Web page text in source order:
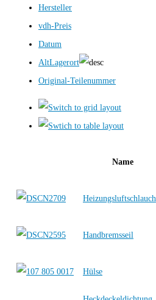
Hersteller
vdh-Preis
Datum
AltLagerort
Original-Teilenummer
Name
Heizungsluftschlauch
Handbremsseil
Hülse